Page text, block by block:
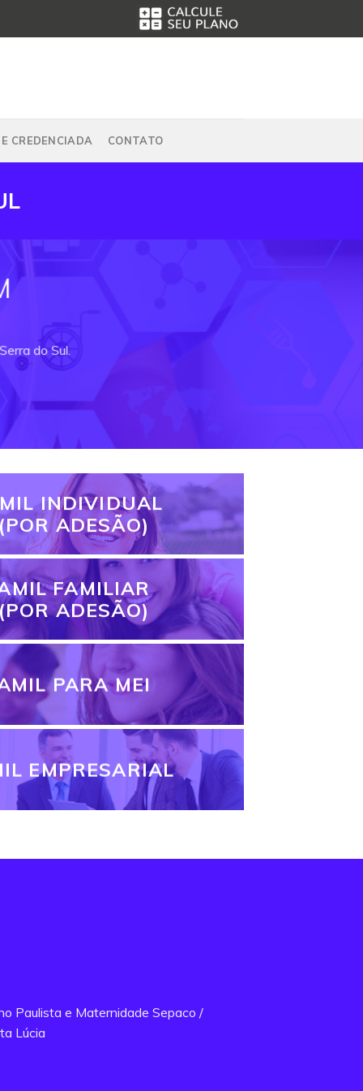
CREDENCIADA CONTATO
do Sul.
INDIVIDUAL
ADESÃO)
FAMILIAR
ADESÃO)
PARA MEI
EMPRESARIAL
Paulista e Maternidade Sepaco /
Lúcia